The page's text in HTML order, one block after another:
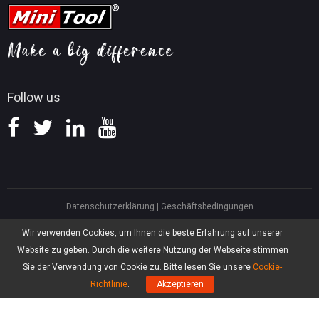
Wir verwenden Cookies, um Ihnen die beste Erfahrung auf unserer
Website zu geben. Durch die weitere Nutzung der Webseite stimmen
Sie der Verwendung von Cookie zu. Bitte lesen Sie unsere Cookie-
Richtlinie. Akzeptieren
Follow us
Tipps für Videokonvertierung
Tipps für Bildschirmaufnahmen
Wissensdatenbank
Hilfe
Datenschutzerklärung
Geschäftsbedingungen
North America, Canada, Unit 170 - 422, Richards Street, Vancouver, British
Asia, Hong Kong, Suite 820,8/F., Ocean Centre, Harbour City, 5 Canton Road,
Tsim Sha Tsui, Kowloon
MiniTool Software Limited, Alle Rechte vorbehalten.